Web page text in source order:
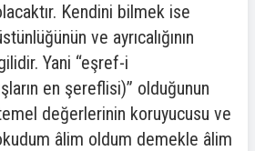
Kendini bilmek ise
ve ayrıcalığının
Yani “eşref-i
en şereflisi)” olduğunun
değerlerinin koruyucusu ve
okudum âlim oldum demekle âlim